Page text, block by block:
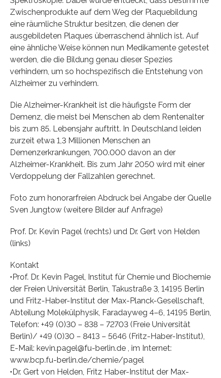
Zwischenprodukte auf dem Weg der Plaquebildung
eine räumliche Struktur besitzen, die denen der
ausgebildeten Plaques überraschend ähnlich ist. Auf
eine ähnliche Weise können nun Medikamente getestet
werden, die die Bildung genau dieser Spezies
verhindern, um so hochspezifisch die Entstehung von
Alzheimer zu verhindern.
Die Alzheimer-Krankheit ist die häufigste Form der
Demenz, die meist bei Menschen ab dem Rentenalter
bis zum 85. Lebensjahr auftritt. In Deutschland leiden
zurzeit etwa 1,3 Millionen Menschen an
Demenzerkrankungen, 700.000 davon an der
Alzheimer-Krankheit. Bis zum Jahr 2050 wird mit einer
Verdoppelung der Fallzahlen gerechnet.
Foto zum honorarfreien Abdruck bei Angabe der Quelle
Sven Jungtow (weitere Bilder auf Anfrage)
Prof. Dr. Kevin Pagel (rechts) und Dr. Gert von Helden
(links)
Kontakt
•Prof. Dr. Kevin Pagel, Institut für Chemie und Biochemie
der Freien Universität Berlin, Takustraße 3, 14195 Berlin
und Fritz-Haber-Institut der Max-Planck-Gesellschaft,
Abteilung Molekülphysik, Faradayweg 4–6, 14195 Berlin,
Telefon: +49 (0)30 – 838 – 72703 (Freie Universität
Berlin)/ +49 (0)30 – 8413 – 5646 (Fritz-Haber-Institut),
E-Mail: kevin.pagel@fu-berlin.de , im Internet:
www.bcp.fu-berlin.de/chemie/pagel
•Dr. Gert von Helden, Fritz Haber-Institut der Max-